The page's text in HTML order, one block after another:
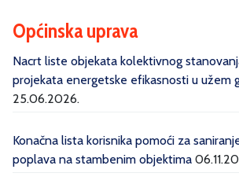
Općinska uprava
Nacrt liste objekata kolektivnog
projekata energetske efikasnosti u užem
25.06.2026.
Konačna lista korisnika pomoći za
poplava na stambenim objektima